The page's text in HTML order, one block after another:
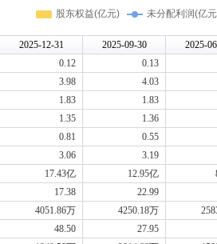
2025-12-31 2025-09-30
2025-
0.12 0.13
3.98 4.03
1.83 1.83
1.35 1.36
0.81 0.55
3.06 3.19
17.43亿 12.95亿
17.38 22.99
4051.86万 4250.18万
48.50 27.95